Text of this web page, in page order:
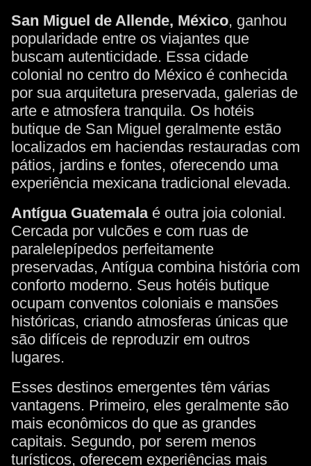
San Miguel de Allende, México, ganhou
popularidade entre os viajantes que
buscam autenticidade. Essa cidade
colonial no centro do México é conhecida
por sua arquitetura preservada, galerias de
arte e atmosfera tranquila. Os hotéis
butique de San Miguel geralmente estão
localizados em haciendas restauradas com
pátios, jardins e fontes, oferecendo uma
experiência mexicana tradicional elevada.
Antígua Guatemalaé outra joia colonial.
Cercada por vulcões e com ruas de
paralelepípedos perfeitamente
preservadas, Antígua combina história com
conforto moderno. Seus hotéis butique
ocupam conventos coloniais e mansões
históricas, criando atmosferas únicas que
são difíceis de reproduzir em outros
lugares.
Esses destinos emergentes têm várias
vantagens. Primeiro, eles geralmente são
mais econômicos do que as grandes
capitais. Segundo, por serem menos
turísticos, oferecem experiências mais